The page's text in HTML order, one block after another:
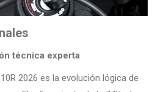
técnica experta
2026 es la evolución lógica de